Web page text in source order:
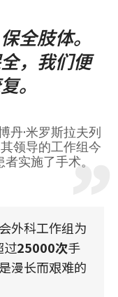
全肢体。
，我们便
。
丹·米罗斯拉夫列
领导的工作组今
实施了手术。
外科工作组为
过25000次手
漫长而艰难的